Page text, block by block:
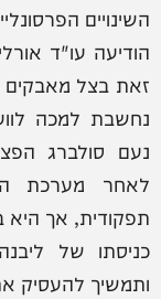
השינויים
הודיעה עו"ד
זאת בצל
נחשבת למכה
נעם סולברג
לאחר מערכת
תפקודית, אך
כניסתו של
ותמשיך להעסיק